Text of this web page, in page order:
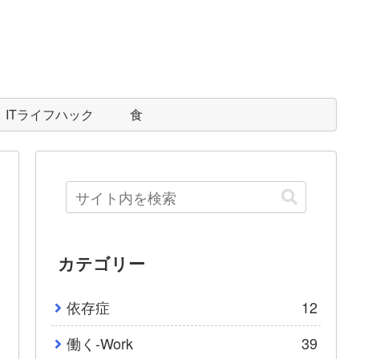
ITライフハック 食
カテゴリー
依存症
12
働く-Work
39